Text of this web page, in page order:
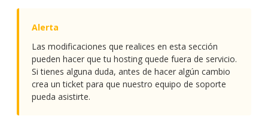
Las modificaciones que realices en esta sección
pueden hacer que tu hosting quede fuera de servicio.
Si tienes alguna duda, antes de hacer algún cambio
crea un ticket para que nuestro equipo de soporte
pueda asistirte.